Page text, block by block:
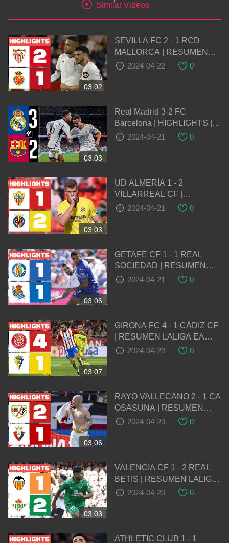
Similar Videos
03:02
SEVILLA FC 2 - 1 RCD
MALLORCA | RESUMEN
LALIGA EA SPORTS
2024-04-22 0
03:03
Real Madrid 3-2 FC
Barcelona | HIGHLIGHTS |
LaLiga 2023/24
2024-04-21 0
03:03
UD ALMERÍA 1 - 2
VILLARREAL CF |
RESUMEN LALIGA EA
2024-04-21 0
03:06
GETAFE CF 1 - 1 REAL
SOCIEDAD | RESUMEN
LALIGA EA SPORTS
2024-04-21 0
03:07
GIRONA FC 4 - 1 CÁDIZ CF
| RESUMEN LALIGA EA
SPORTS
2024-04-20 0
03:06
RAYO VALLECANO 2 - 1 CA
OSASUNA | RESUMEN
LALIGA EA SPORTS
2024-04-20 0
03:03
VALENCIA CF 1 - 2 REAL
BETIS | RESUMEN LALIGA
EA SPORTS
2024-04-20 0
ATHLETIC CLUB 1 - 1